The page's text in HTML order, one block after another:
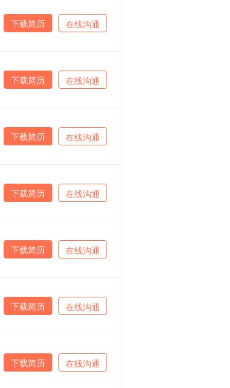
在线沟通
下载简历
在线沟通
下载简历
在线沟通
下载简历
在线沟通
下载简历
在线沟通
下载简历
在线沟通
下载简历
在线沟通
下载简历